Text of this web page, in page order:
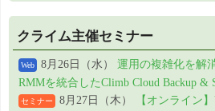
クライム主催セミナー
Web 8月26日（水） 運用の複雑化を解
RMMを統合したClimb Cloud Backup &
セミナー 8月27日（木）
【オンライン